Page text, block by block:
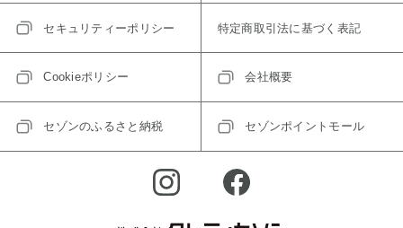
セキュリティーポリシー 特定商取引法に基づく表記
Cookieポリシー 会社概要
セゾンのふるさと納税 セゾンポイントモール